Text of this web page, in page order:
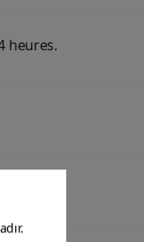
heures.